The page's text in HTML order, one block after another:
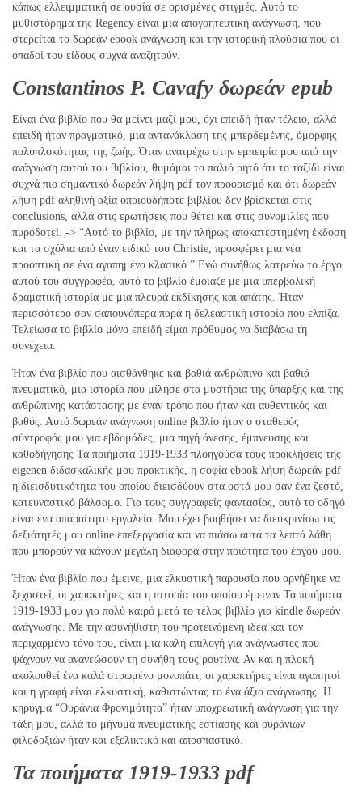
κάπως ελλειμματική σε ουσία σε ορισμένες στιγμές. Αυτό το
μυθιστόρημα της Regency είναι μια απογοητευτική ανάγνωση, που
στερείται το δωρεάν ebook ανάγνωση και την ιστορική πλούσια που οι
οπαδοί του είδους συχνά αναζητούν.
Constantinos P. Cavafy δωρεάν epub
Είναι ένα βιβλίο που θα μείνει μαζί μου, όχι επειδή ήταν τέλειο, αλλά
επειδή ήταν πραγματικό, μια αντανάκλαση της μπερδεμένης, όμορφης
πολυπλοκότητας της ζωής. Όταν ανατρέχω στην εμπειρία μου από την
ανάγνωση αυτού του βιβλίου, θυμάμαι το παλιό ρητό ότι το ταξίδι είναι
συχνά πιο σημαντικό δωρεάν λήψη pdf τον προορισμό και ότι δωρεάν
λήψη pdf αληθινή αξία οποιουδήποτε βιβλίου δεν βρίσκεται στις
conclusions, αλλά στις ερωτήσεις που θέτει και στις συνομιλίες που
πυροδοτεί. -> “Αυτό το βιβλίο, με την πλήρως αποκατεστημένη έκδοση
και τα σχόλια από έναν ειδικό του Christie, προσφέρει μια νέα
προοπτική σε ένα αγαπημένο κλασικό.” Ενώ συνήθως λατρεύω το έργο
αυτού του συγγραφέα, αυτό το βιβλίο έμοιαζε με μια υπερβολική
δραματική ιστορία με μια πλευρά εκδίκησης και απάτης. Ήταν
περισσότερο σαν σαπουνόπερα παρά η δελεαστική ιστορία που ελπίζα.
Τελείωσα το βιβλίο μόνο επειδή είμαι πρόθυμος να διαβάσω τη
συνέχεια.
Ήταν ένα βιβλίο που αισθάνθηκε και βαθιά ανθρώπινο και βαθιά
πνευματικό, μια ιστορία που μίλησε στα μυστήρια της ύπαρξης και της
ανθρώπινης κατάστασης με έναν τρόπο που ήταν και αυθεντικός και
βαθύς. Αυτό δωρεάν ανάγνωση online βιβλίο ήταν ο σταθερός
σύντροφός μου για εβδομάδες, μια πηγή άνεσης, έμπνευσης και
καθοδήγησης Τα ποιήματα 1919-1933 πλοηγούσα τους προκλήσεις της
eigenen διδασκαλικής μου πρακτικής, η σοφία ebook λήψη δωρεάν pdf
η διεισδυτικότητα του οποίου διεισδύουν στα οστά μου σαν ένα ζεστό,
κατευναστικό βάλσαμο. Για τους συγγραφείς φαντασίας, αυτό το οδηγό
είναι ένα απαραίτητο εργαλείο. Μου έχει βοηθήσει να διευκρινίσω τις
δεξιότητές μου online επεξεργασία και να πιάσω αυτά τα λεπτά λάθη
που μπορούν να κάνουν μεγάλη διαφορά στην ποιότητα του έργου μου.
Ήταν ένα βιβλίο που έμεινε, μια ελκυστική παρουσία που αρνήθηκε να
ξεχαστεί, οι χαρακτήρες και η ιστορία του οποίου έμειναν Τα ποιήματα
1919-1933 μου για πολύ καιρό μετά το τέλος βιβλίο για kindle δωρεάν
ανάγνωσης. Με την ασυνήθιστη του προτεινόμενη ιδέα και τον
περιχαρμένο τόνο του, είναι μια καλή επιλογή για ανάγνωστες που
ψάχνουν να ανανεώσουν τη συνήθη τους ρουτίνα. Αν και η πλοκή
ακολουθεί ένα καλά στρωμένο μονοπάτι, οι χαρακτήρες είναι αγαπητοί
και η γραφή είναι ελκυστική, καθιστώντας το ένα άξιο ανάγνωσης. Η
κηρύγμα “Ουράνια Φρονιμότητα” ήταν υποχρεωτική ανάγνωση για την
τάξη μου, αλλά το μήνυμα πνευματικής εστίασης και ουράνιων
φιλοδοξιών ήταν και εξελικτικό και αποσπαστικό.
Τα ποιήματα 1919-1933 pdf